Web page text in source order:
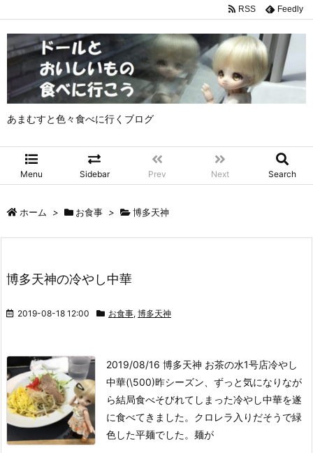
あまむすと色々食べに行くブログ
Menu Sidebar Prev Next Search
RSS Feedly
ホーム > お食事 > 博多天神
博多天神の冷やし中華
2019-08-18 12:00 お食事, 博多天神
2019/08/16 博多天神 お茶の水1号店冷やし
中華(\500)昨シーズン、ずっと気になりなが
ら結局食べそびれてしまった冷やし中華を遂
に食べてきました。クロレラ入りだそうで緑
色した平麺でした。麺が